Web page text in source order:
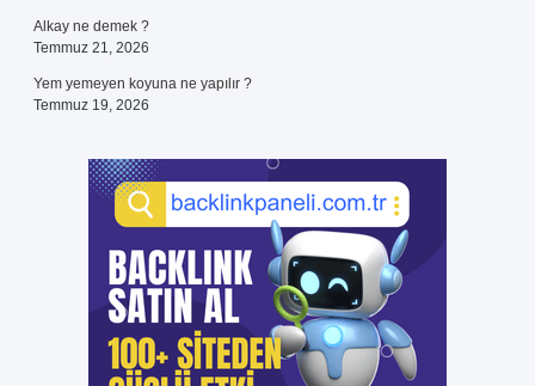
Alkay ne demek ?
Temmuz 21, 2026
Yem yemeyen koyuna ne yapılır ?
Temmuz 19, 2026